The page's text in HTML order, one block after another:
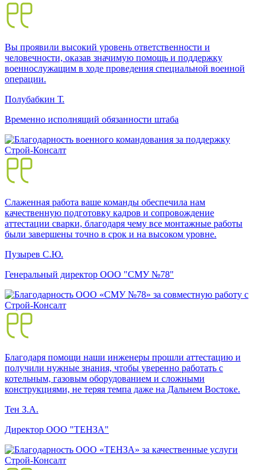
Вы проявили высокий уровень ответственности и
человечности, оказав значимую помощь и поддержку
военнослужащим в ходе проведения специальной военной
операции.
Полубабкин Т.
Временно исполнящий обязанности штаба
Слаженная работа ваше команды обеспечила нам
качественную подготовку кадров и сопровождение
аттестации сварки, благодаря чему все монтажные работы
были завершены точно в срок и на высоком уровне.
Пузырев С.Ю.
Генеральный директор ООО "СМУ №78"
Благодаря помощи наши инженеры прошли аттестацию и
получили нужные знания, чтобы уверенно работать с
котельным, газовым оборудованием и сложными
конструкциями, не теряя темпа даже на Дальнем Востоке.
Тен З.А.
Директор ООО "ТЕНЗА"